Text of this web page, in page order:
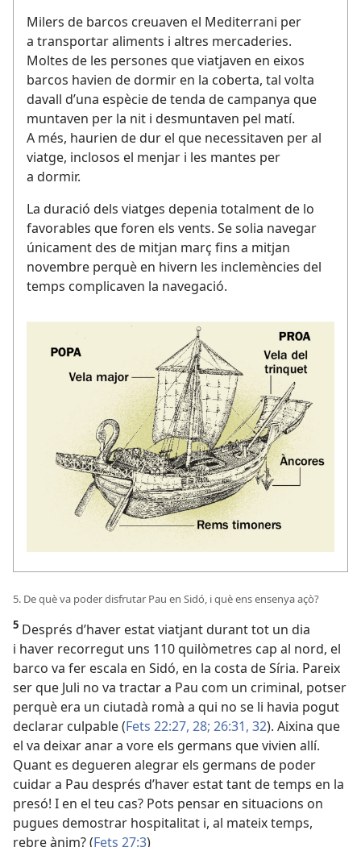
Milers de barcos creuaven el Mediterrani per
a transportar aliments i altres mercaderies.
Moltes de les persones que viatjaven en eixos
barcos havien de dormir en la coberta, tal volta
davall d’una espècie de tenda de campanya que
muntaven per la nit i desmuntaven pel matí.
A més, haurien de dur el que necessitaven per al
viatge, inclosos el menjar i les mantes per
a dormir.
La duració dels viatges depenia totalment de lo
favorables que foren els vents. Se solia navegar
únicament des de mitjan març fins a mitjan
novembre perquè en hivern les inclemències del
temps complicaven la navegació.
5. De què va poder disfrutar Pau en Sidó, i què ens ensenya açò?
5 Després d’haver estat viatjant durant tot un dia
i haver recorregut uns 110 quilòmetres cap al nord, el
barco va fer escala en Sidó, en la costa de Síria. Pareix
ser que Juli no va tractar a Pau com un criminal, potser
perquè era un ciutadà romà a qui no se li havia pogut
declarar culpable (Fets 22:27, 28; 26:31, 32). Aixina que
el va deixar anar a vore els germans que vivien allí.
Quant es degueren alegrar els germans de poder
cuidar a Pau després d’haver estat tant de temps en la
presó! I en el teu cas? Pots pensar en situacions on
pugues demostrar hospitalitat i, al mateix temps,
rebre ànim? (Fets 27:3)